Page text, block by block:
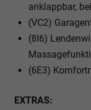
anklappbar,
(VC2)
(8I6)
(6E3)
EXTRAS: